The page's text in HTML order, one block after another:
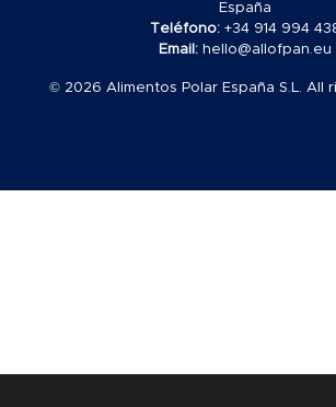
España
Teléfono: +34 914 994
Email: hello@allofpan.eu
© 2026 Alimentos Polar España S.L. All